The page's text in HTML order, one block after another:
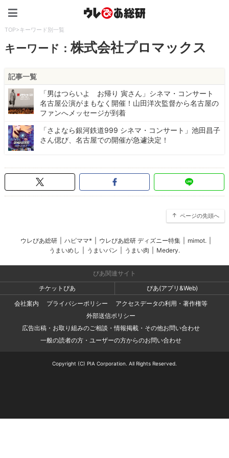
TOP>キーワード別一覧
キーワード：株式会社プロマックス
記事一覧
「男はつらいよ お帰り 寅さん」シネマ・コンサート
名古屋公演がまもなく開催！山田洋次監督から名古屋の
ファンへメッセージが到着
「さよなら銀河鉄道999 シネマ・コンサート」池田昌子
さん偲び、名古屋での開催が急遽決定！
ページの先頭へ
ウレぴあ総研 ハピママ* ウレぴあ総研 ディズニー特集 mimot.
うまいめし
うまいパン うまい肉 Medery.
ぴあ関連サイト
チケットぴあ
ぴあ(アプリ&Web)
会社案内
プライバシーポリシー
アクセスデータの利用・著作権等
外部送信ポリシー
広告出稿・お取り組みのご相談・情報掲載・その他お問い合わせ
一般の読者の方・ユーザーの方からのお問い合わせ
Copyright (C) PIA Corporation. All Rights Reserved.